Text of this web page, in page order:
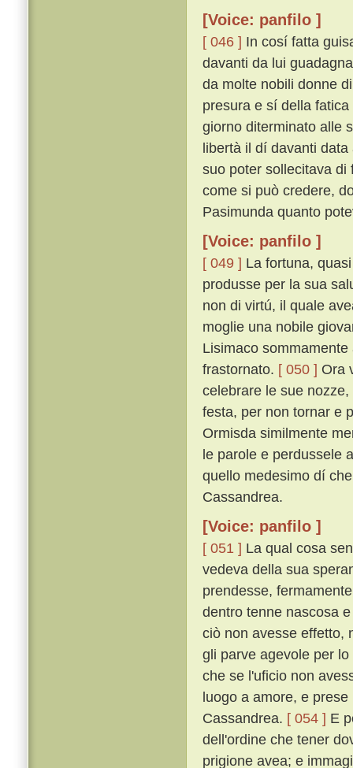
[Voice: panfilo ]
[ 046 ] In cosí fatta
davanti da lui
da molte nobili donne
presura e sí della
giorno diterminato alle
libertà il dí davanti
suo poter sollecitava di
come si può credere,
Pasimunda quanto
[Voice: panfilo ]
[ 049 ] La fortuna,
produsse per la sua
non di virtú, il quale
moglie una nobile
Lisimaco
frastornato. [ 050 ] Ora
celebrare le sue
festa, per non tornar e
Ormisda similmente
le parole e perdussele
quello medesimo dí
Cassandrea.
[Voice: panfilo ]
[ 051 ] La qual cosa
vedeva della sua
prendesse,
dentro tenne nascosa
ciò non avesse effetto,
gli parve agevole per
che se l'uficio non
luogo a amore, e
Cassandrea. [ 054 ] E
dell'ordine che tener
prigione avea; e